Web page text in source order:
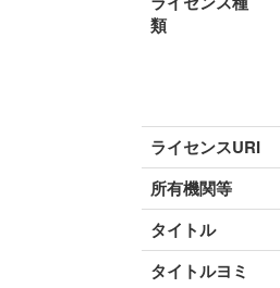
類
ライセンスURI
所有機関等
タイトル
タイトルヨミ